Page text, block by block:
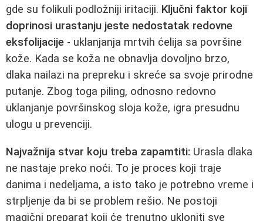
gde su folikuli podložniji iritaciji. Ključni faktor koji
doprinosi urastanju jeste nedostatak redovne
eksfolijacije - uklanjanja mrtvih ćelija sa površine
kože. Kada se koža ne obnavlja dovoljno brzo,
dlaka nailazi na prepreku i skreće sa svoje prirodne
putanje. Zbog toga piling, odnosno redovno
uklanjanje površinskog sloja kože, igra presudnu
ulogu u prevenciji.
Najvažnija stvar koju treba zapamtiti: Urasla dlaka
ne nastaje preko noći. To je proces koji traje
danima i nedeljama, a isto tako je potrebno vreme i
strpljenje da bi se problem rešio. Ne postoji
magični preparat koji će trenutno ukloniti sve